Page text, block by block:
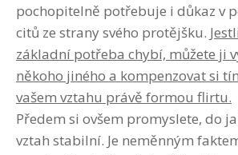
pochopitelně potřebuje i důkaz v
citů ze strany svého protějšku.
základní potřeba chybí, můžete ji
někoho jiného a kompenzovat si
vašem vztahu právě formou flirtu.
Předem si ovšem promyslete, do
vztah stabilní. Je neměnným